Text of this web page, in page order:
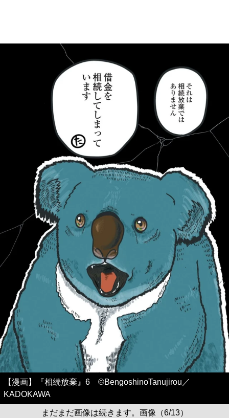
【漫画】『相続放棄』6 ©BengoshinoTanujirou／
KADOKAWA
まだまだ画像は続きます。画像（6/13）